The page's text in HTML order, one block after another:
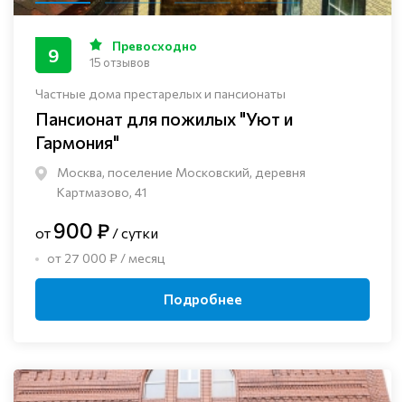
Частные дома престарелых и пансионаты
Пансионат для пожилых "Уют и
Гармония"
Москва, поселение Московский, деревня
Картмазово, 41
9 Превосходно
15 отзывов
от 900 ₽ / сутки
от 27 000 ₽ / месяц
Подробнее